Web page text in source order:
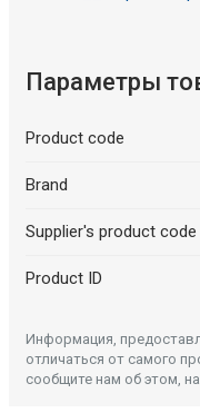
Параметры
Product code
Brand
Supplier's product code
Product ID
Информация,
отличаться от самого
сообщите нам об этом,